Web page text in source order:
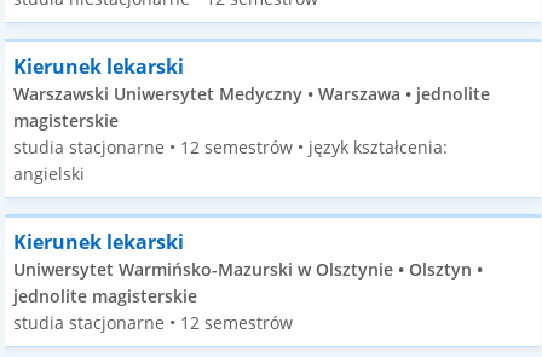
Kierunek lekarski
Warszawski Uniwersytet Medyczny • Warszawa • jednolite
magisterskie
studia stacjonarne • 12 semestrów • język kształcenia:
angielski
Kierunek lekarski
Uniwersytet Warmińsko-Mazurski w Olsztynie • Olsztyn •
jednolite magisterskie
studia stacjonarne • 12 semestrów